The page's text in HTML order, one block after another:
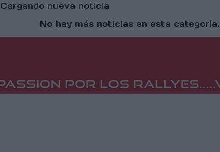
Cargando nueva noticia
No hay más noticias en esta categoría.